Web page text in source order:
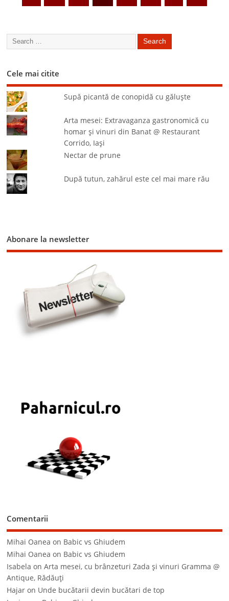
Cele mai citite
Supă picantă de conopidă cu găluşte
Arta mesei: Extravaganza gastronomică cu
homar şi vinuri din Banat @ Restaurant
Corrido, Iaşi
Nectar de prune
După tutun, zahărul este cel mai mare rău
Abonare la newsletter
Comentarii
Mihai Oanea on Babic vs Ghiudem
Mihai Oanea on Babic vs Ghiudem
Isabela onArta mesei, cu brânzeturi Zada şi vinuri Gramma @
Antique, Rădăuţi
Hajar on Unde bucătarii devin bucătari de top